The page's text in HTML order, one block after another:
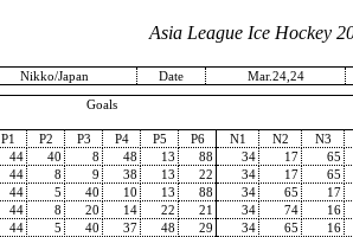
Asia League Ice Hockey
Nikko/Japan Date Mar.24,24
Goals
P1 P2 P3 P4 P5 P6 N1 N2 N3
44 40 8 48 13 88 34 17 65
44 8 9 38 13 22 34 17 65
44 5 40 10 13 88 34 65 17
44 8 20 14 22 21 34 74 16
44 5 40 37 48 29 34 65 16